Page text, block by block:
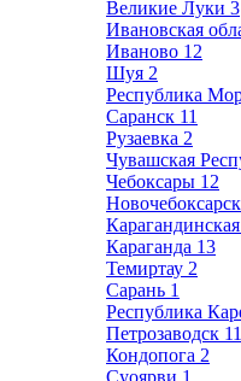
Великие Луки 3
Ивановская
Иваново 12
Шуя 2
Республика
Саранск 11
Рузаевка 2
Чувашская
Чебоксары 12
Новочебоксарск
Караганда 13
Темиртау 2
Сарань 1
Республика
Петрозаводск 11
Кондопога 2
Суоярви 1